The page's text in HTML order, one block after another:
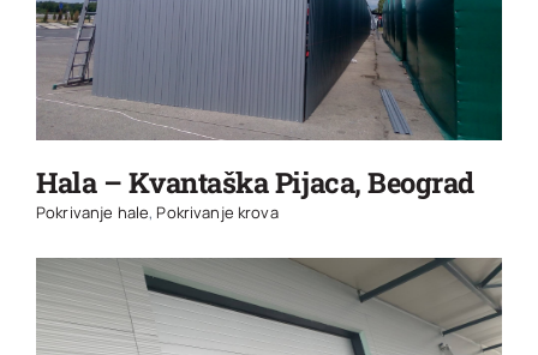
Hala – Kvantaška Pijaca, Beograd
Pokrivanje hale, Pokrivanje krova